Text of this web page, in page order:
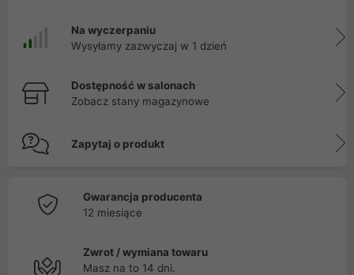
Na wyczerpaniu
Wysyłamy zazwyczaj w 1 dzień
Dostępność w salonach
Zobacz stany magazynowe
Zapytaj o produkt
Gwarancja producenta
12 miesiące
Zwrot / wymiana towaru
Masz na to 14 dni.